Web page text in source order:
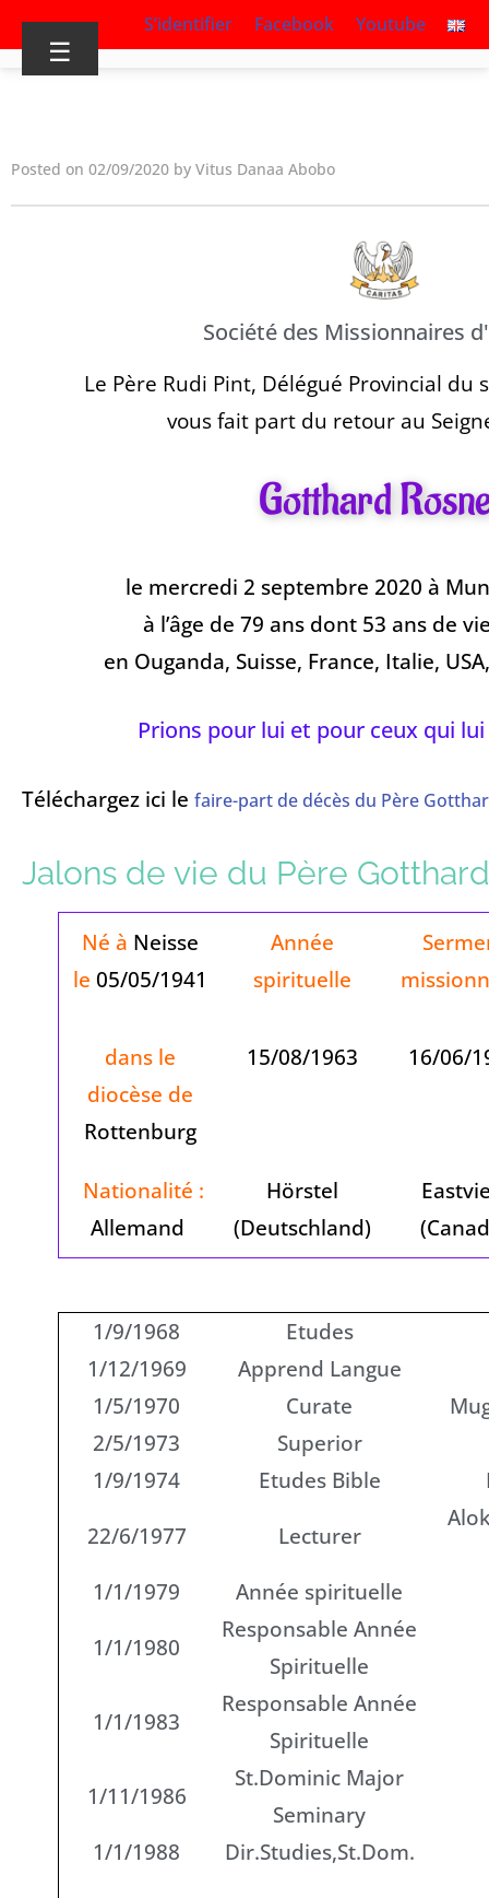
S’identifier Facebook Youtube
☰
Posted on 02/09/2020 by Vitus Danaa Abobo
Société des Missionnaires
Le Père Rudi Pint, Délégué Provincial du
vous fait part du retour au
Gotthard
le mercredi 2 septembre 2020 à
à l’âge de 79 ans dont 53 ans de
en Ouganda, Suisse, France, Italie,
Prions pour lui et pour ceux qui
Téléchargez ici le faire-part de décès du Père
Jalons de vie du Père
Né à Neisse
le 05/05/1941
Année
spirituelle
dans le
diocèse de
Rottenburg
15/08/1963 16/06/
Nationalité :
Allemand
Hörstel
(Deutschland)
1/9/1968
Etudes
1/12/1969
Apprend Langue
1/5/1970
Curate
2/5/1973
Superior
1/9/1974
Etudes Bible
22/6/1977
Lecturer
1/1/1979
Année spirituelle
1/1/1980
Responsable Année
Spirituelle
1/1/1983
Responsable Année
Spirituelle
1/11/1986
St.Dominic Major
Seminary
1/1/1988
Dir.Studies,St.Dom.